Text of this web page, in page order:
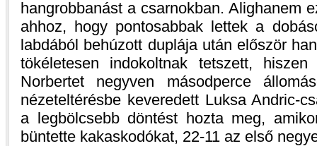
hangrobbanást a csarnokban. Alighanem
ahhoz, hogy pontosabbak lettek a
labdából behúzott duplája után először
tökéletesen indokoltnak tetszett,
Norbertet negyven másodperce
nézeteltérésbe keveredett Luksa Andric-
a legbölcsebb döntést hozta meg,
büntette kakaskodókat, 22-11 az első